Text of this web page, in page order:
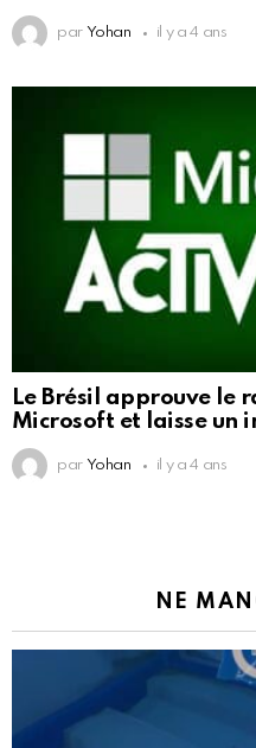
par Yohan il y a 4 ans
Le Brésil approuve le
Microsoft et laisse un
par Yohan il y a 4 ans
NE